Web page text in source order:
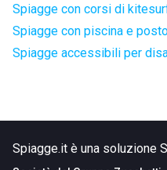
Spiagge con corsi di
Spiagge con piscina e
Spiagge accessibili per
Spiagge.it è una soluzione